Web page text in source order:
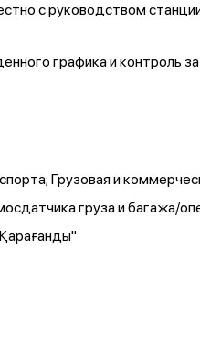
с руководством
графика и контроль
Грузовая и
груза и багажа/